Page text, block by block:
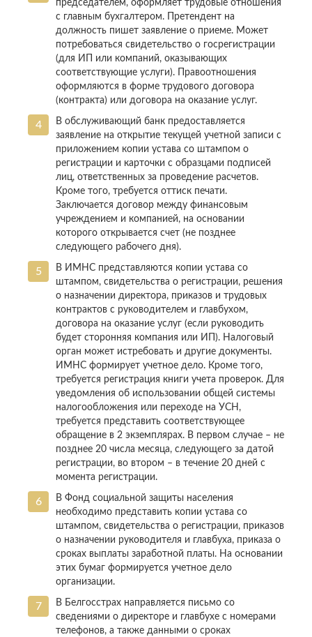
председателем, оформляет трудовые отношения
с главным бухгалтером. Претендент на
должность пишет заявление о приеме. Может
потребоваться свидетельство о госрегистрации
(для ИП или компаний, оказывающих
соответствующие услуги). Правоотношения
оформляются в форме трудового договора
(контракта) или договора на оказание услуг.
В обслуживающий банк предоставляется
заявление на открытие текущей учетной записи с
приложением копии устава со штампом о
регистрации и карточки с образцами подписей
лиц, ответственных за проведение расчетов.
Кроме того, требуется оттиск печати.
Заключается договор между финансовым
учреждением и компанией, на основании
которого открывается счет (не позднее
следующего рабочего дня).
В ИМНС представляются копии устава со
штампом, свидетельства о регистрации, решения
о назначении директора, приказов и трудовых
контрактов с руководителем и главбухом,
договора на оказание услуг (если руководить
будет сторонняя компания или ИП). Налоговый
орган может истребовать и другие документы.
ИМНС формирует учетное дело. Кроме того,
требуется регистрация книги учета проверок. Для
уведомления об использовании общей системы
налогообложения или переходе на УСН,
требуется представить соответствующее
обращение в 2 экземплярах. В первом случае – не
позднее 20 числа месяца, следующего за датой
регистрации, во втором – в течение 20 дней с
момента регистрации.
В Фонд социальной защиты населения
необходимо представить копии устава со
штампом, свидетельства о регистрации, приказов
о назначении руководителя и главбуха, приказа о
сроках выплаты заработной платы. На основании
этих бумаг формируется учетное дело
организации.
В Белгосстрах направляется письмо со
сведениями о директоре и главбухе с номерами
телефонов, а также данными о сроках